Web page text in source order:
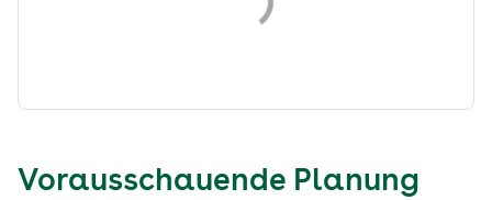
Vorausschauende Planung